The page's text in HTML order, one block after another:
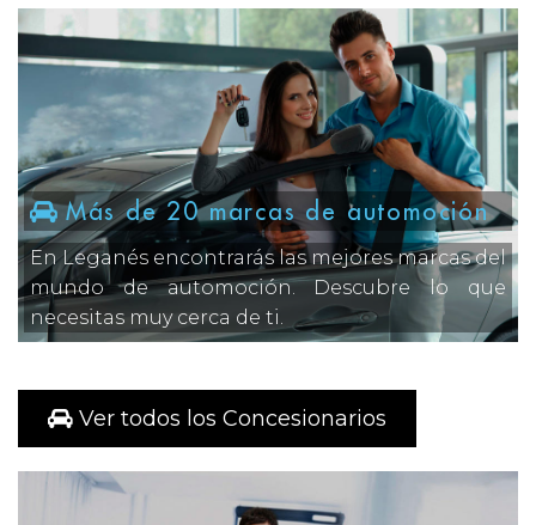
Más de 20 marcas de automoción
En Leganés encontrarás las mejores marcas del
mundo de automoción. Descubre lo que
necesitas muy cerca de ti.
Ver todos los Concesionarios